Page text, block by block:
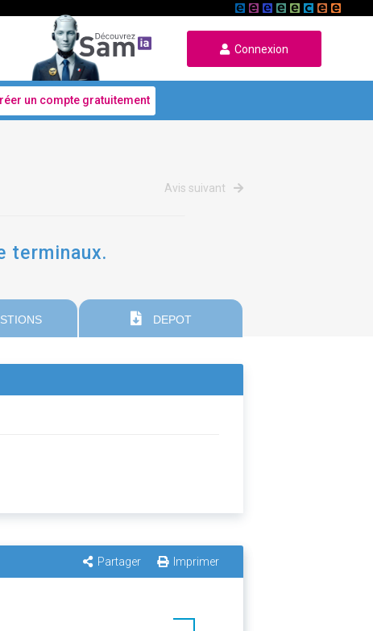
Connexion
un compte gratuitement
Avis suivant
terminaux.
DEPOT
Partager Imprimer